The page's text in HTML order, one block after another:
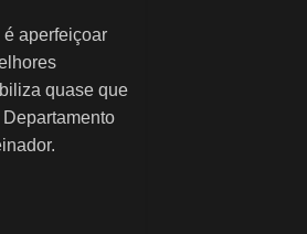
aperfeiçoar
quase que